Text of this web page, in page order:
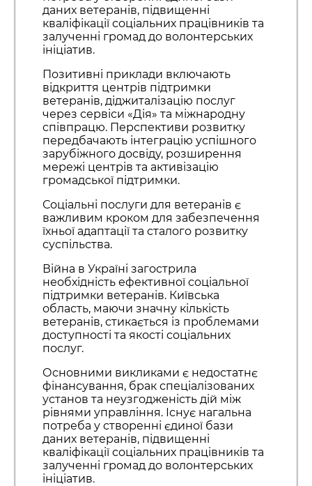
даних ветеранів, підвищенні
кваліфікації соціальних працівників та
залученні громад до волонтерських
ініціатив.
Позитивні приклади включають
відкриття центрів підтримки
ветеранів, діджиталізацію послуг
через сервіси «Дія» та міжнародну
співпрацю. Перспективи розвитку
передбачають інтеграцію успішного
зарубіжного досвіду, розширення
мережі центрів та активізацію
громадської підтримки.
Соціальні послуги для ветеранів є
важливим кроком для забезпечення
їхньої адаптації та сталого розвитку
суспільства.
Війна в Україні загострила
необхідність ефективної соціальної
підтримки ветеранів. Київська
область, маючи значну кількість
ветеранів, стикається із проблемами
доступності та якості соціальних
послуг.
Основними викликами є недостатнє
фінансування, брак спеціалізованих
установ та неузгодженість дій між
рівнями управління. Існує нагальна
потреба у створенні єдиної бази
даних ветеранів, підвищенні
кваліфікації соціальних працівників та
залученні громад до волонтерських
ініціатив.